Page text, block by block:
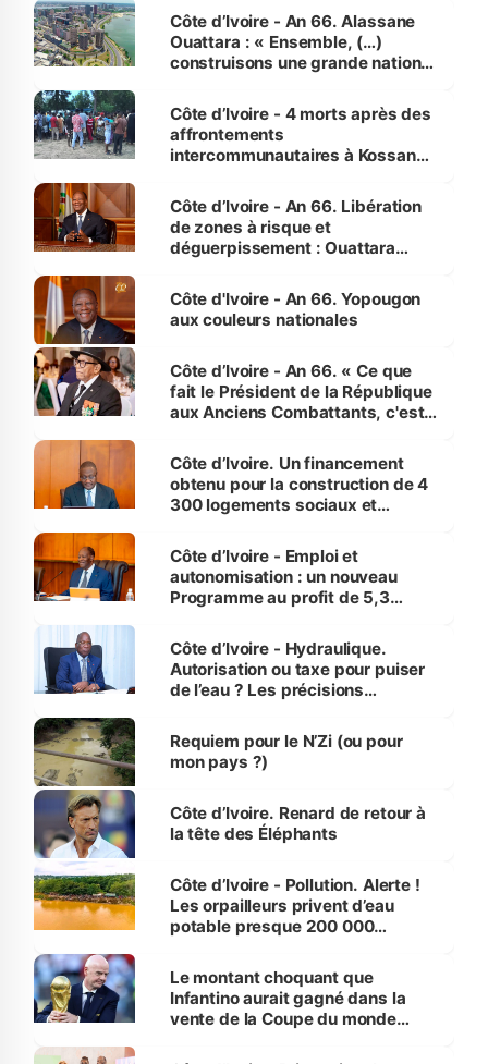
enfants
Côte d’Ivoire - An 66. Alassane
Ouattara : « Ensemble, (…)
construisons une grande nation
générations futures »
Côte d’Ivoire - 4 morts après des
affrontements
intercommunautaires à Kossandji
milieu des sinistrés
Côte d’Ivoire - An 66. Libération
de zones à risque et
déguerpissement : Ouattara
l'Etat de droit pour préserver les
vies humaines »
Côte d'Ivoire - An 66. Yopougon
aux couleurs nationales
Côte d’Ivoire - An 66. « Ce que
fait le Président de la République
aux Anciens Combattants, c'est
Côte d’Ivoire. Un financement
obtenu pour la construction de 4
300 logements sociaux et
et Yamoussoukro
Côte d’Ivoire - Emploi et
autonomisation : un nouveau
Programme au profit de 5,3
Côte d’Ivoire - Hydraulique.
Autorisation ou taxe pour puiser
de l’eau ? Les précisions
Requiem pour le N’Zi (ou pour
mon pays ?)
Côte d’Ivoire. Renard de retour à
la tête des Éléphants
Côte d’Ivoire - Pollution. Alerte !
Les orpailleurs privent d’eau
potable presque 200 000
Le montant choquant que
Infantino aurait gagné dans la
vente de la Coupe du monde